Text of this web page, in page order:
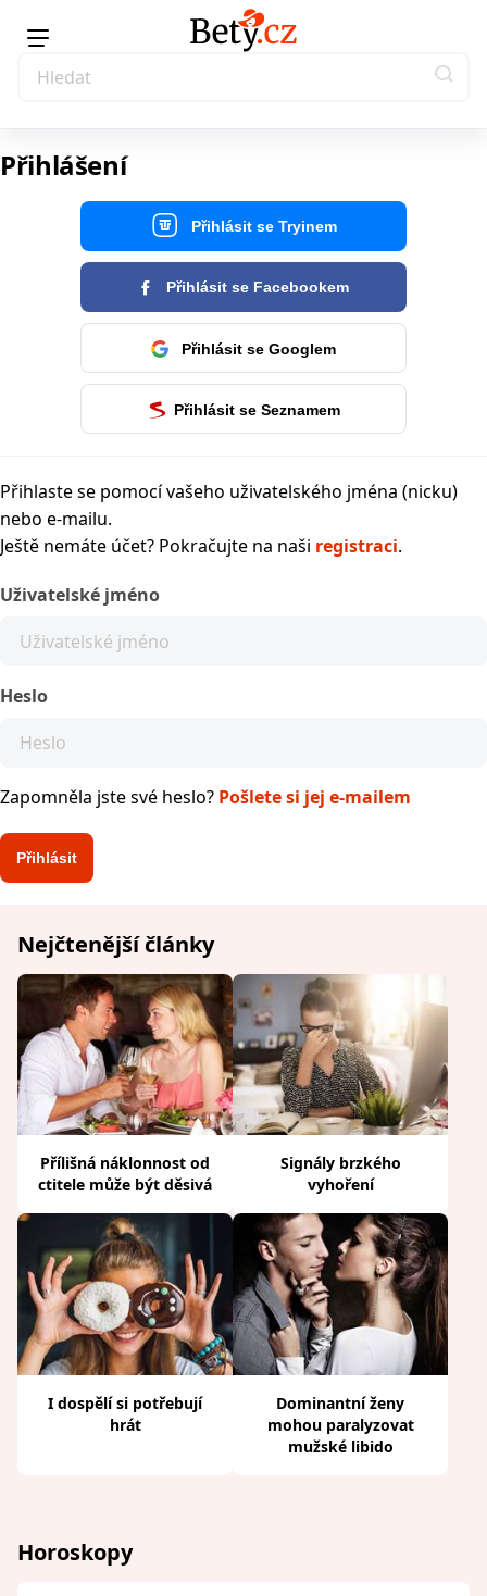
Přihlášení
Přihlásit se Tryinem
Přihlásit se Facebookem
Přihlásit se Googlem
Přihlásit se Seznamem
Přihlaste se pomocí vašeho uživatelského jména (nicku)
nebo e-mailu.
Ještě nemáte účet? Pokračujte na naši registraci.
Uživatelské jméno
Heslo
Zapomněla jste své heslo? Pošlete si jej e-mailem
Nejčtenější články
Přílišná náklonnost od
ctitele může být děsivá
Signály brzkého
vyhoření
I dospělí si potřebují
hrát
Dominantní ženy
mohou paralyzovat
mužské libido
Horoskopy